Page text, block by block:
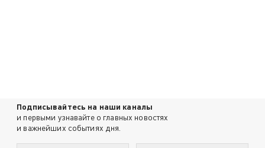
Подписывайтесь на наши каналы
и первыми узнавайте о главных новостях
и важнейших событиях дня.